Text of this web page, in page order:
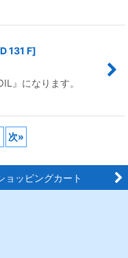
131 F]
』になります。
次»
ョッピングカート